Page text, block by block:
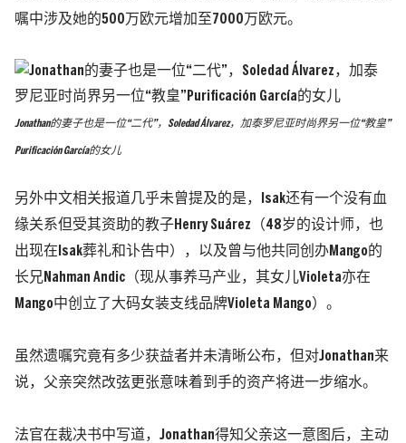
嘱中涉及她的500万欧元增加至7000万欧元。
Jonathan的妻子也是一位“二代”，Soledad Álvarez，加泰罗尼亚时尚界另一位“教皇”
Purificación García的女儿
另外中文相关报道几乎未曾提及的是，Isak还有一个没有血
缘关系但受其资助的教子Henry Suárez （48岁的设计师，也
出现在Isak葬礼和讣告中）
，以及曾与他共同创办Mango的
长兄Nahman Andic （现从事养马产业，其女儿Violeta亦在
Mango中创立了大码女装支线品牌Violeta Mango） 。
虽然遗嘱究竟有多少获益者并未清晰公布，但对Jonathan来
说，父亲突然改弦更张意味着到手的资产将进一步缩水。
法官在裁决书中写道，Jonathan得知父亲这一意图后，主动